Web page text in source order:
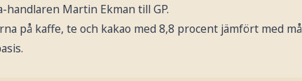
handlaren Martin Ekman till GP.
på kaffe, te och kakao med 8,8 procent jämfört med